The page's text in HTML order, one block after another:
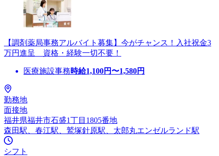
【調剤薬局事務アルバイト募集】今がチャンス！入社祝金3
万円進呈 資格・経験一切不要！
医療施設事務時給1,100円〜1,580円
勤務地
面接地
福井県福井市石盛1丁目1805番地
森田駅、春江駅、鷲塚針原駅、太郎丸エンゼルランド駅
シフト